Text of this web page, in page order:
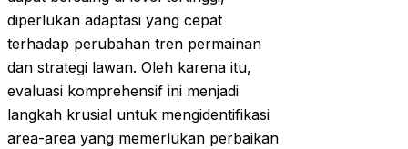
diperlukan adaptasi yang cepat
terhadap perubahan tren permainan
dan strategi lawan. Oleh karena itu,
evaluasi komprehensif ini menjadi
langkah krusial untuk mengidentifikasi
area-area yang memerlukan perbaikan